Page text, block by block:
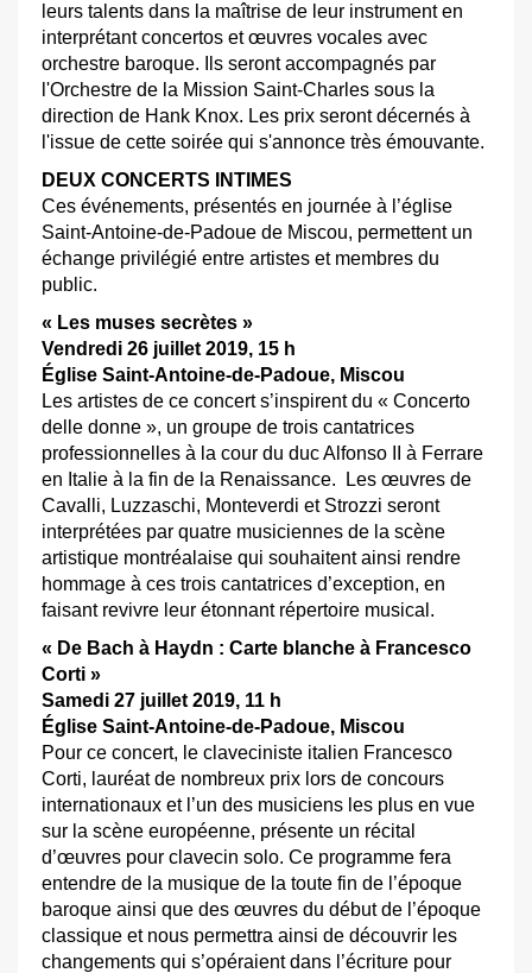
leurs talents dans la maîtrise de leur instrument en
interprétant concertos et œuvres vocales avec
orchestre baroque. Ils seront accompagnés par
l'Orchestre de la Mission Saint-Charles sous la
direction de Hank Knox. Les prix seront décernés à
l'issue de cette soirée qui s'annonce très émouvante.
DEUX CONCERTS INTIMES
Ces événements, présentés en journée à l’église
Saint-Antoine-de-Padoue de Miscou, permettent un
échange privilégié entre artistes et membres du
public.
« Les muses secrètes »
Vendredi 26 juillet 2019, 15 h
Église Saint-Antoine-de-Padoue, Miscou
Les artistes de ce concert s’inspirent du « Concerto
delle donne », un groupe de trois cantatrices
professionnelles à la cour du duc Alfonso II à Ferrare
en Italie à la fin de la Renaissance. Les œuvres de
Cavalli, Luzzaschi, Monteverdi et Strozzi seront
interprétées par quatre musiciennes de la scène
artistique montréalaise qui souhaitent ainsi rendre
hommage à ces trois cantatrices d’exception, en
faisant revivre leur étonnant répertoire musical.
« De Bach à Haydn : Carte blanche à Francesco
Corti »
Samedi 27 juillet 2019, 11 h
Église Saint-Antoine-de-Padoue, Miscou
Pour ce concert, le claveciniste italien Francesco
Corti, lauréat de nombreux prix lors de concours
internationaux et l’un des musiciens les plus en vue
sur la scène européenne, présente un récital
d’œuvres pour clavecin solo. Ce programme fera
entendre de la musique de la toute fin de l’époque
baroque ainsi que des œuvres du début de l’époque
classique et nous permettra ainsi de découvrir les
changements qui s’opéraient dans l’écriture pour